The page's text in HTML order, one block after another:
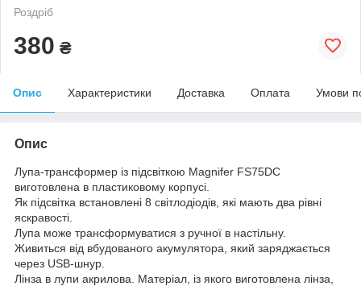
Роздріб
380 ₴
Опис Характеристики Доставка Оплата Умови
Опис
Лупа-трансформер із підсвіткою Magnifer FS75DC
виготовлена в пластиковому корпусі.
Як підсвітка встановлені 8 світлодіодів, які мають два рівні
яскравості.
Лупа може трансформуватися з ручної в настільну.
Живиться від вбудованого акумулятора, який заряджається
через USB-шнур.
Лінза в лупи акрилова. Матеріал, із якого виготовлена лінза,